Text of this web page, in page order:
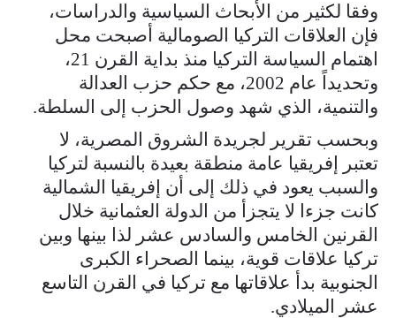
وفقا لكثير من الأبحاث السياسية والدراسات،
فإن العلاقات التركيا الصومالية أصبحت محل
اهتمام السياسة التركيا منذ بداية القرن 21،
وتحديداً عام 2002، مع حكم حزب العدالة
والتنمية، الذي شهد وصول الحزب إلى السلطة.
وبحسب تقرير لجريدة الشروق المصرية، لا
تعتبر إفريقيا عامة منطقة بعيدة بالنسبة لتركيا
والسبب يعود في ذلك إلى أن إفريقيا الشمالية
كانت جزءا لا يتجزأ من الدولة العثمانية خلال
القرنين الخامس والسادس عشر لذا بينها وبين
تركيا علاقات قوية، بينما الصحراء الكبرى
الجنوبية بدأ علاقاتها مع تركيا في القرن التاسع
عشر الميلادي.